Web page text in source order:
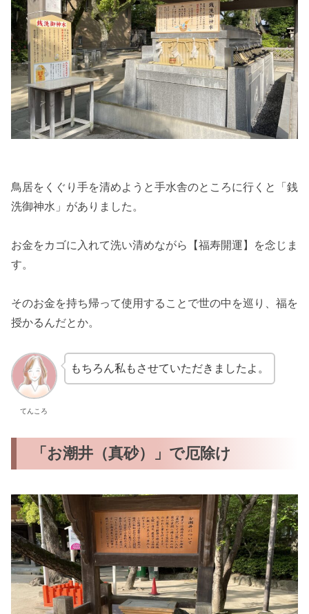
鳥居をくぐり手を清めようと手水舎のところに行くと「銭
洗御神水」がありました。
お金をカゴに入れて洗い清めながら【福寿開運】を念じま
す。
そのお金を持ち帰って使用することで世の中を巡り、福を
授かるんだとか。
てんころ
もちろん私もさせていただきましたよ。
「お潮井（真砂）」で厄除け